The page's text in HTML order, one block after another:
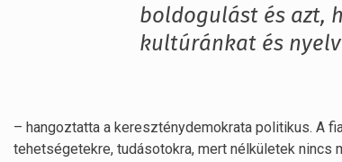
boldogulást és azt,
kultúránkat és
– hangoztatta a kereszténydemokrata politikus. A
tehetségetekre, tudásotokra, mert nélkületek nincs